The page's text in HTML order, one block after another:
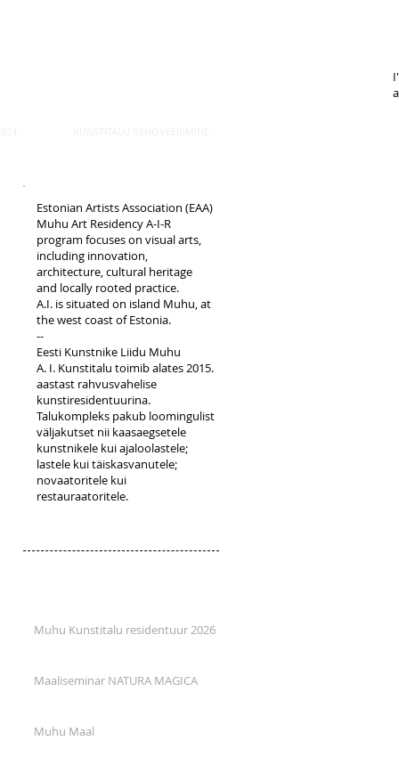
Estonian Artists Association (EAA)
Muhu Art Residency A-I-R
program focuses on visual arts,
including innovation,
architecture, cultural heritage
and locally rooted practice.
A.I. is situated on island Muhu, at
the west coast of Estonia.
--
Eesti Kunstnike Liidu Muhu
A. I. Kunstitalu toimib alates 2015.
aastast rahvusvahelise
kunstiresidentuurina.
Talukompleks pakub loomingulist
väljakutset nii kaasaegsetele
kunstnikele kui ajaloolastele;
lastele kui täiskasvanutele;
novaatoritele kui
restauraatoritele.
Muhu Kunstitalu residentuur 2026
Maaliseminar NATURA MAGICA
Muhu Maal